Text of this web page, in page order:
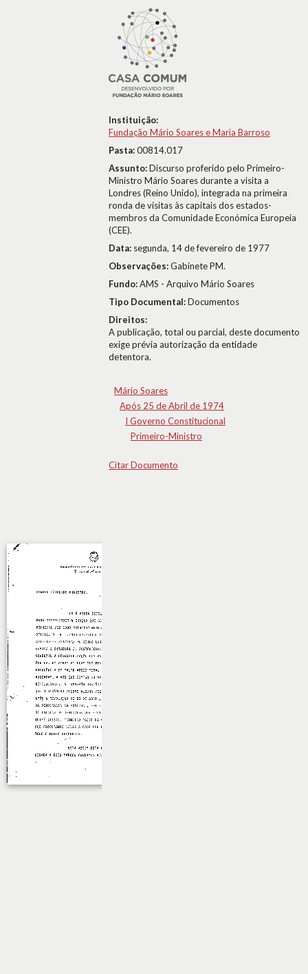
Instituição:
Fundação Mário Soares e Maria Barroso
Pasta:00814.017
Assunto:Discurso proferido pelo Primeiro-
Ministro Mário Soares durante a visita a
Londres (Reino Unido), integrada na primeira
ronda de visitas às capitais dos estados-
membros da Comunidade Económica Europeia
(CEE).
Data: segunda, 14 de fevereiro de 1977
Observações:Gabinete PM.
Fundo:AMS - Arquivo Mário Soares
Tipo Documental:Documentos
Direitos:
A publicação, total ou parcial, deste documento
exige prévia autorização da entidade
detentora.
Mário Soares
Após 25 de Abril de 1974
I Governo Constitucional
Primeiro-Ministro
Citar Documento